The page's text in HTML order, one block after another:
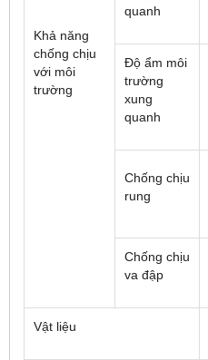
Khả năng
chống chịu
với môi
trường
quanh
Độ ẩm môi
trường
xung
quanh
Chống chịu
rung
Chống chịu
va đập
Vật liệu